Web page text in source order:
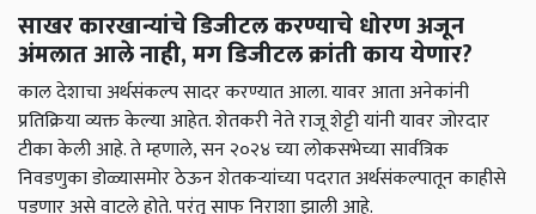
साखर कारखान्यांचे डिजीटल करण्याचे धोरण अजून
अंमलात आले नाही, मग डिजीटल क्रांती काय येणार?
काल देशाचा अर्थसंकल्प सादर करण्यात आला. यावर आता अनेकांनी
प्रतिक्रिया व्यक्त केल्या आहेत. शेतकरी नेते राजू शेट्टी यांनी यावर जोरदार
टीका केली आहे. ते म्हणाले, सन २०२४ च्या लोकसभेच्या सार्वत्रिक
निवडणुका डोळ्यासमोर ठेऊन शेतकऱ्यांच्या पदरात अर्थसंकल्पातून काहीसे